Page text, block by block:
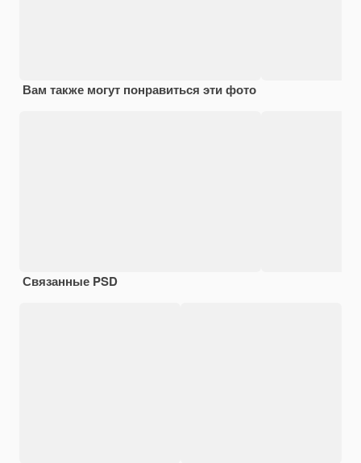
Вам также могут понравиться эти фото
Связанные PSD